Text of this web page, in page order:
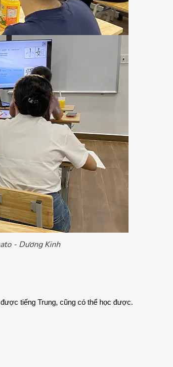
- Dương Kinh
tiếng Trung, cũng có thể học được.